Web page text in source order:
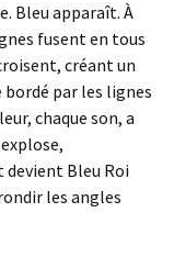
Bleu apparaît. À
fusent en tous
créant un
bordé par les lignes
chaque son, a
Bleu Roi
les angles